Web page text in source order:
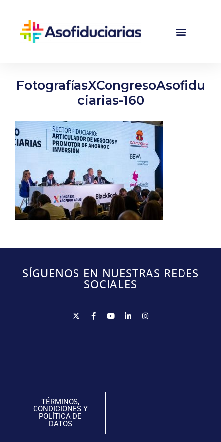
FotografíasXCongresoAsofidu
ciarias-160
SÍGUENOS EN NUESTRAS REDES
SOCIALES
TÉRMINOS,
CONDICIONES Y
POLÍTICA DE
DATOS